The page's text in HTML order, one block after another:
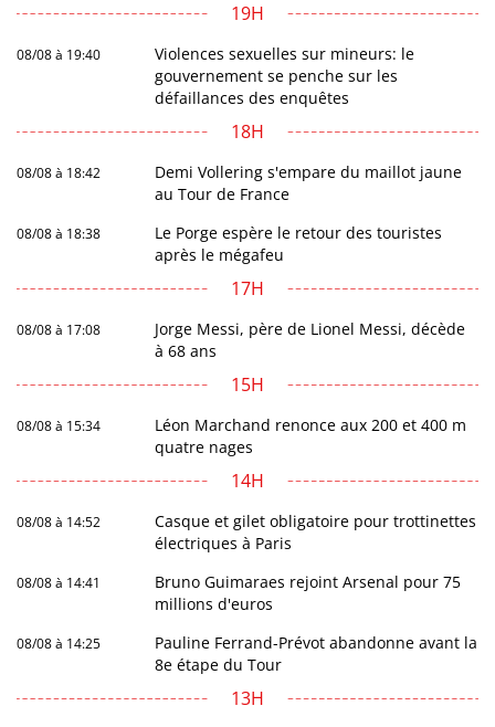
19H
08/08 à 19:40
Violences sexuelles sur mineurs: le
gouvernement se penche sur les
défaillances des enquêtes
18H
08/08 à 18:42
Demi Vollering s'empare du maillot jaune
au Tour de France
08/08 à 18:38
Le Porge espère le retour des touristes
après le mégafeu
17H
08/08 à 17:08
Jorge Messi, père de Lionel Messi, décède
à 68 ans
15H
08/08 à 15:34
Léon Marchand renonce aux 200 et 400 m
quatre nages
14H
08/08 à 14:52
Casque et gilet obligatoire pour trottinettes
électriques à Paris
08/08 à 14:41
Bruno Guimaraes rejoint Arsenal pour 75
millions d'euros
08/08 à 14:25
Pauline Ferrand-Prévot abandonne avant la
8e étape du Tour
13H